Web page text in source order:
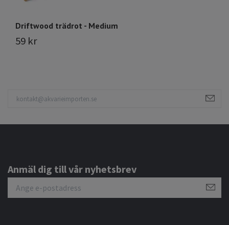
Driftwood trädrot - Medium
59 kr
Anmäl dig till vår nyhetsbrev